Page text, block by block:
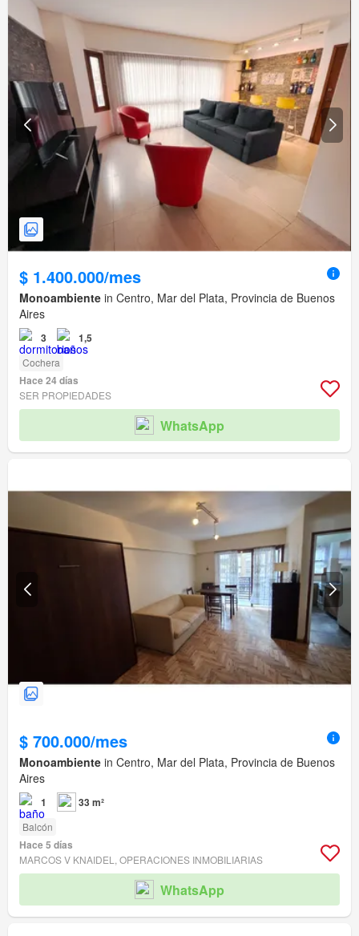
$ 1.400.000/mes
Monoambiente in Centro, Mar del Plata, Provincia de Buenos
Aires
3 1,5
Cochera
Hace 24 días
SER PROPIEDADES
WhatsApp
$ 700.000/mes
Monoambiente in Centro, Mar del Plata, Provincia de Buenos
Aires
1 33 m²
Balcón
Hace 5 días
MARCOS V KNAIDEL, OPERACIONES INMOBILIARIAS
WhatsApp